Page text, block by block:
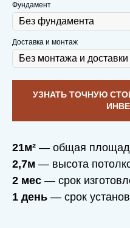
Фундамент
Доставка и монтаж
УЗНАТЬ ТОЧНУЮ
21м² — общая
2,7м — высота
2 мес — срок
1 день — срок